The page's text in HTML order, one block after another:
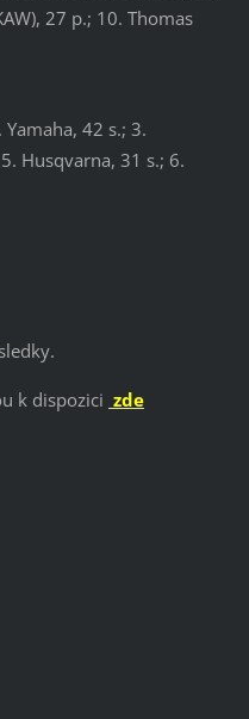
27 p.; 10. Thomas
42 s.; 3.
Husqvarna, 31 s.; 6.
k dispozici zde